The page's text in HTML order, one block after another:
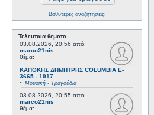
Βαθύτερες αναζητήσεις;
Τελευταία θέματα
03.08.2026, 20:56 από:
marco21nis
θέμα:
ΚΑΠΟΚΗΣ ΔΗΜΗΤΡΗΣ COLUMBIA E-
3665 - 1917
~ Μουσική - Τραγούδια
03.08.2026, 20:55 από:
marco21nis
θέμα: